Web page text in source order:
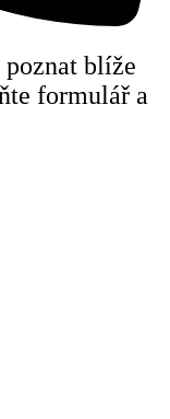
poznat blíže
formulář a